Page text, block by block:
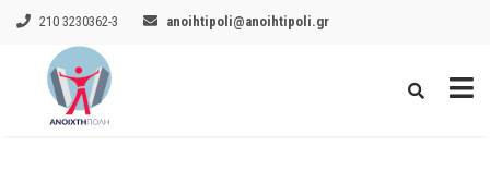
210 3230362-3 anoihtipoli@anoihtipoli.gr